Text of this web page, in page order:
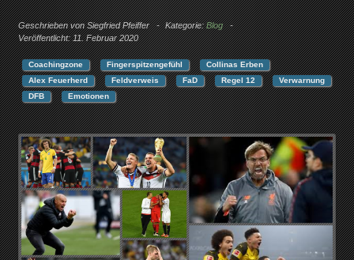
Geschrieben vonSiegfried Pfeiffer Kategorie:Blog
Veröffentlicht: 11. Februar 2020
Coachingzone Fingerspitzengefühl
Collinas Erben
Alex Feuerherd
Feldverweis FaD Regel 12
Verwarnung
DFB
Emotionen